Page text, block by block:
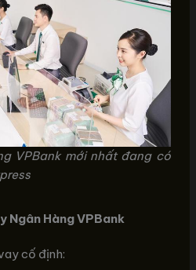
VPBank mới nhất đang có
Ngân Hàng VPBank
cố định: